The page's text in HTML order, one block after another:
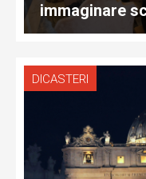
immaginare
DICASTERI